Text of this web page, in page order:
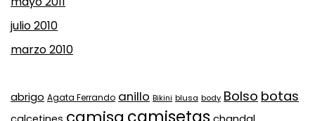
julio 2010
marzo 2010
abrigo Agata Ferrando anillo Bikini blusa body Bolso botas